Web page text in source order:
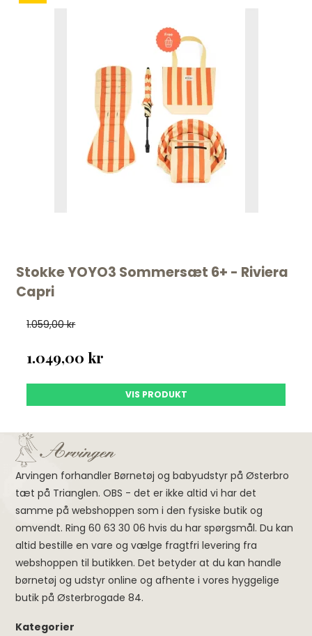
Stokke YOYO3 Sommersæt 6+ - Riviera
Capri
1.059,00 kr
1.049,00 kr
VIS PRODUKT
Arvingen forhandler Børnetøj og babyudstyr på Østerbro
tæt på Trianglen. OBS - det er ikke altid vi har det
samme på webshoppen som i den fysiske butik og
omvendt. Ring 60 63 30 06 hvis du har spørgsmål. Du kan
altid bestille en vare og vælge fragtfri levering fra
webshoppen til butikken. Det betyder at du kan handle
børnetøj og udstyr online og afhente i vores hyggelige
butik på Østerbrogade 84.
Kategorier